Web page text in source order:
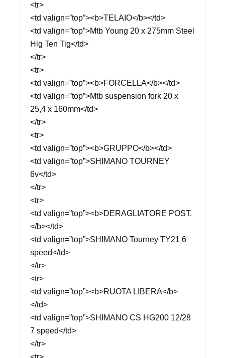
<tr>
<td valign=”top”><b>TELAIO</b></td>
<td valign=”top”>Mtb Young 20 x 275mm Steel
Hig Ten Tig</td>
</tr>
<tr>
<td valign=”top”><b>FORCELLA</b></td>
<td valign=”top”>Mtb suspension fork 20 x
25,4 x 160mm</td>
</tr>
<tr>
<td valign=”top”><b>GRUPPO</b></td>
<td valign=”top”>SHIMANO TOURNEY
6v</td>
</tr>
<tr>
<td valign=”top”><b>DERAGLIATORE POST.
</b></td>
<td valign=”top”>SHIMANO Tourney TY21 6
speed</td>
</tr>
<tr>
<td valign=”top”><b>RUOTA LIBERA</b>
</td>
<td valign=”top”>SHIMANO CS HG200 12/28
7 speed</td>
</tr>